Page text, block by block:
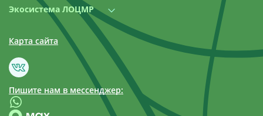
Экосистема ЛОЦМР
Карта сайта
Пишите нам в мессенджер: